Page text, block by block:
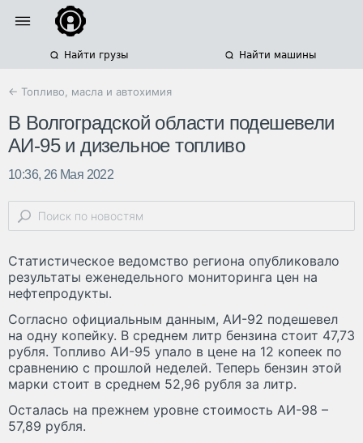
Найти грузы Найти машины
← Топливо, масла и автохимия
В Волгоградской области подешевели
АИ-95 и дизельное топливо
10:36, 26 Мая 2022
Статистическое ведомство региона опубликовало
результаты еженедельного мониторинга цен на
нефтепродукты.
Согласно официальным данным, АИ-92 подешевел
на одну копейку. В среднем литр бензина стоит 47,73
рубля. Топливо АИ-95 упало в цене на 12 копеек по
сравнению с прошлой неделей. Теперь бензин этой
марки стоит в среднем 52,96 рубля за литр.
Осталась на прежнем уровне стоимость АИ-98 –
57,89 рубля.